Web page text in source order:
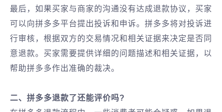
最后，如果买家与商家的沟通没有达成退款协议，买家
可以向拼多多平台提出投诉和申诉。拼多多将对投诉进
行审核，根据双方的交易情况和相关证据来决定是否同
意退款。买家需要提供详细的问题描述和相关证据，以
帮助拼多多作出准确的裁决。
二、拼多多退款了还能评价吗?